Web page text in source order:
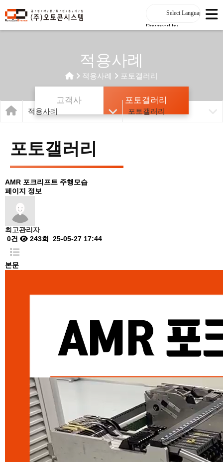
Powered by
적용사례
적용사례 포토갤러리
고객사 포토갤러리
적용사례 포토갤러리
포토갤러리
AMR 포크리프트 주행모습
페이지 정보
최고관리자
0건
243회 25-05-27 17:44
본문